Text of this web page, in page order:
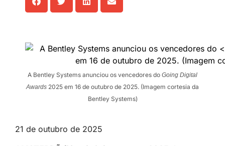
A Bentley Systems anunciou os vencedores do Going Digital
Awards 2025 em 16 de outubro de 2025. (Imagem cortesia da
Bentley Systems)
21 de outubro de 2025